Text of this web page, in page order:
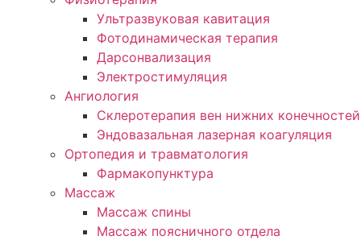
Ультразвуковая кавитация
Фотодинамическая терапия
Дарсонвализация
Электростимуляция
Ангиология
Склеротерапия вен нижних конечностей
Эндовазальная лазерная коагуляция
Ортопедия и травматология
Фармакопунктура
Массаж
Массаж спины
Массаж поясничного отдела